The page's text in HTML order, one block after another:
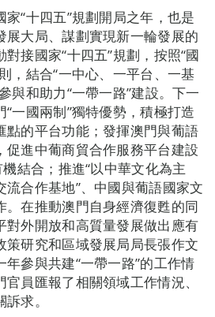
“十四五”規劃開局之年，也是
展大局、謀劃實現新一輪發展的
接國家“十四五”規劃，按照“國
，結合“一中心、一平台、一基
與和助力“一帶一路”建設。下一
一國兩制”獨特優勢，積極打造
點的平台功能；發揮澳門與葡語
促進中葡商貿合作服務平台建設
結合；推進“以中華文化為主
合作基地”、中國與葡語國家文
。在推動澳門自身經濟復甦的同
對外開放和高質量發展做出應有
策研究和區域發展局局長張作文
參與共建“一帶一路”的工作情
員匯報了相關領域工作情況、
求。